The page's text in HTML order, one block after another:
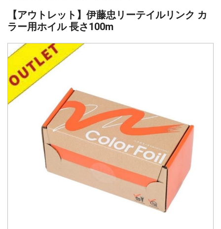
【アウトレット】伊藤忠リーテイルリンク カ
ラー用ホイル 長さ100m